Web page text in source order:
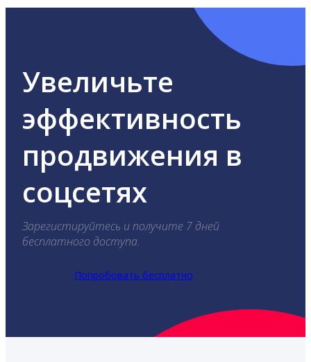
Увеличьте
эффективность
продвижения в
соцсетях
Зарегистируйтесь и получите 7 дней
бесплатного доступа.
Попробовать бесплатно